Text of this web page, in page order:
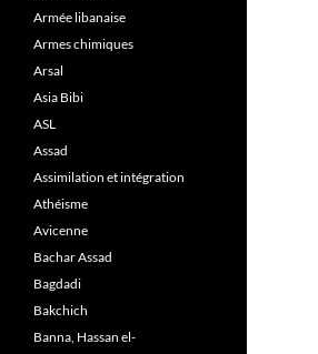
Armée libanaise
Armes chimiques
Arsal
Asia Bibi
ASL
Assad
Assimilation et intégration
Athéisme
Avicenne
Bachar Assad
Bagdadi
Bakchich
Banna, Hassan el-